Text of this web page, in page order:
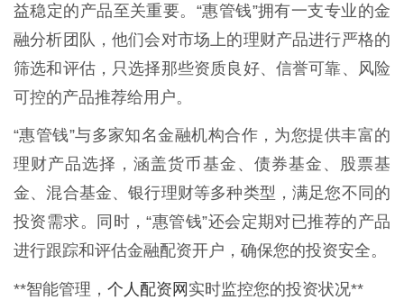
益稳定的产品至关重要。“惠管钱”拥有一支专业的金
融分析团队，他们会对市场上的理财产品进行严格的
筛选和评估，只选择那些资质良好、信誉可靠、风险
可控的产品推荐给用户。
“惠管钱”与多家知名金融机构合作，为您提供丰富的
理财产品选择，涵盖货币基金、债券基金、股票基
金、混合基金、银行理财等多种类型，满足您不同的
投资需求。同时，“惠管钱”还会定期对已推荐的产品
进行跟踪和评估金融配资开户，确保您的投资安全。
**智能管理， 个人配资网实时监控您的投资状况**